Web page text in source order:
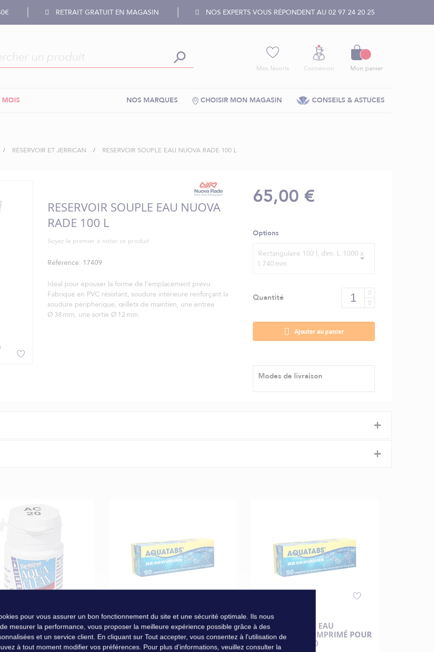
RETRAIT GRATUIT EN MAGASIN NOS EXPERTS VOUS RÉPONDENT AU 02 97 24 20 25
Mes favoris Connexion Mon panier
MOIS CONSEILS & ASTUCES
CHOISIR MON MAGASIN
NOS MARQUES
RÉSERVOIR ET JERRICAN RESERVOIR SOUPLE EAU NUOVA RADE 100 L
RESERVOIR SOUPLE EAU NUOVA
RADE 100 L
Soyez le premier à noter ce produit
Référence 17409
Idéal pour épouser la forme de l'emplacement prévu.
Fabriqué en PVC résistant, soudure intérieure renforçant la
soudure périphérique, œillets de maintien, une entrée
Ø 38 mm, une sortie Ø 12 mm.
65,00 €
Options
Rectangulaire 100 l, dim. L. 1000 x
l. 740 mm
Quantité
Ajouter au panier
Modes de livraison
+
en PVC résistant, soudure intérieure renforçant la soudure périphérique, œillets de maintien, une entrée
+
EAU AQUA CLEAN
20
DÉSINFECTANT
CONSERVATEUR EAU
AQUATABS 1 COMPRIMÉ POUR
10 L BOÎTE DE 120
DÉSINFECTANT
CONSERVATEUR EAU
AQUATABS 1 COMPRIMÉ POUR
10 L BOÎTE DE 50
pour vous assurer un bon fonctionnement du site et une sécurité optimale. Ils nous
mesurer la performance, vous proposer la meilleure expérience possible grâce à des
et un service client. En cliquant sur Tout accepter, vous consentez à l'utilisation de
à tout moment modifier vos préférences. Pour plus d'informations, veuillez consulter la